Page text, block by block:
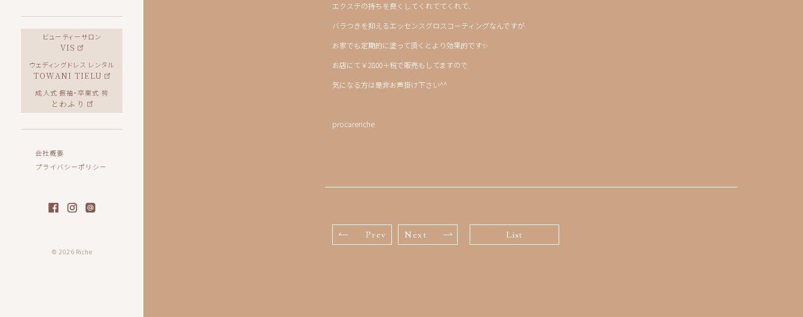
ビューティーサロン
VIS
ウェディングドレス レンタル
TOWANI TIELU
成人式 振袖・卒業式 袴
とわふり
会社概要
プライバシーポリシー
© 2026 Riche
エクステの持ちを良くしてくれててくれて、
バラつきを抑えるエッセンスグロスコーティングなんですが
お家でも定期的に塗って頂くとより効果的です✨
お店にて￥2800＋税で販売もしてますので
気になる方は是非お声掛け下さい^^
procareriche
Prev Next List